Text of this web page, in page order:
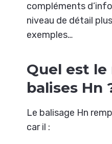
compléments
niveau de détail
exemples…
Quel est le
balises Hn
Le balisage Hn
car il :